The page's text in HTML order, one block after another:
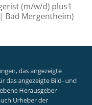
(m/w/d) plus1
Bad Mergentheim)
das angezeigte
das angezeigte Bild- und
Herausgeber
Urheber der